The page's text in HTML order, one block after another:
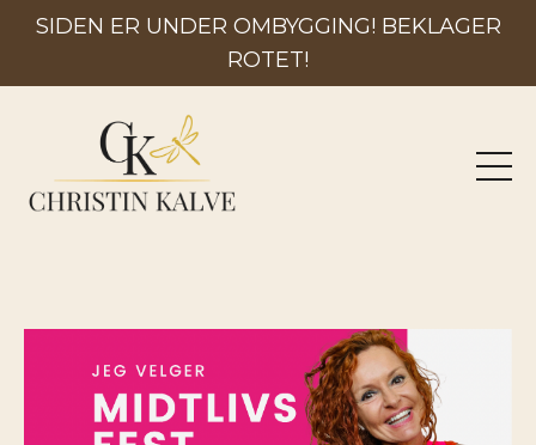
SIDEN ER UNDER OMBYGGING! BEKLAGER
ROTET!